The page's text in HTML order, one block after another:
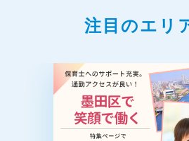
注目のエリ